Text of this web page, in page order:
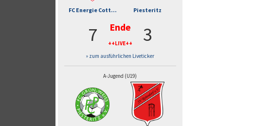
FC Energie Cott... Piesteritz
7 Ende
++LIVE++ 3
» zum ausführlichen Liveticker
A-Jugend (U19)